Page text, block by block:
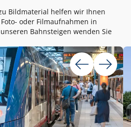
Bildmaterial helfen wir Ihnen
oder Filmaufnahmen in
Bahnsteigen wenden Sie